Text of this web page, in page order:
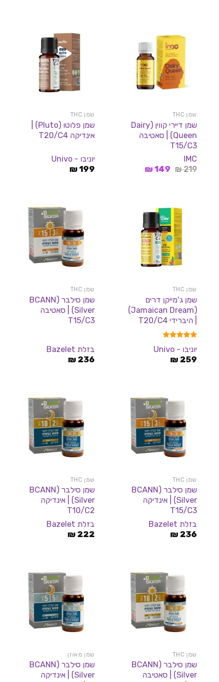
שמן THC
שמן דיירי קווין (Dairy
Queen) | סאטיבה
T15/C3
IMC
219
₪ המחיר
149
₪המחיר
שמן THC
שמן פלוטו (Pluto) |
אינדיקה T20/C4
יוניבו - Univo
199
₪
שמן THC
שמן ג'מייקן דרים
(Jamaican Dream)
| היברידי T20/C4
מתוך 5
יוניבו - Univo
259
₪
שמן THC
שמן סילבר (BCANN
Silver) | סאטיבה
T15/C3
בזלת Bazelet
236
₪
שמן THC
שמן סילבר (BCANN
Silver) | אינדיקה
T15/C3
בזלת Bazelet
236
₪
שמן THC
שמן סילבר (BCANN
Silver) | אינדיקה
T10/C2
בזלת Bazelet
222
₪
שמן THC
שמן סילבר (BCANN
Silver) | סאטיבה
שמן מאוזן
שמן סילבר (BCANN
Silver) | אינדיקה